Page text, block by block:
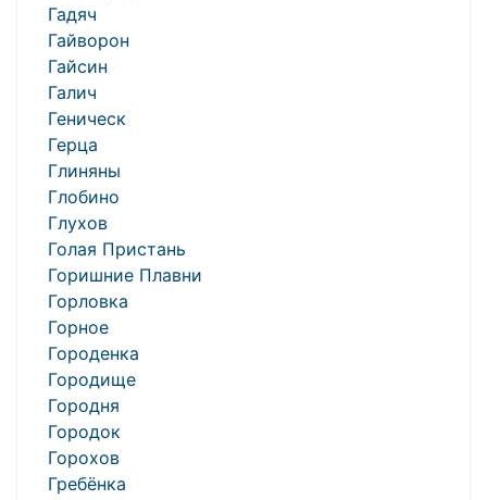
Гадяч
Гайворон
Гайсин
Галич
Геническ
Герца
Глиняны
Глобино
Глухов
Голая Пристань
Горишние Плавни
Горловка
Горное
Городенка
Городище
Городня
Городок
Горохов
Гребёнка